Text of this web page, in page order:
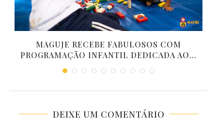
MAGUJE RECEBE FABULOSOS COM
PROGRAMAÇÃO INFANTIL DEDICADA AO...
DEIXE UM COMENTÁRIO